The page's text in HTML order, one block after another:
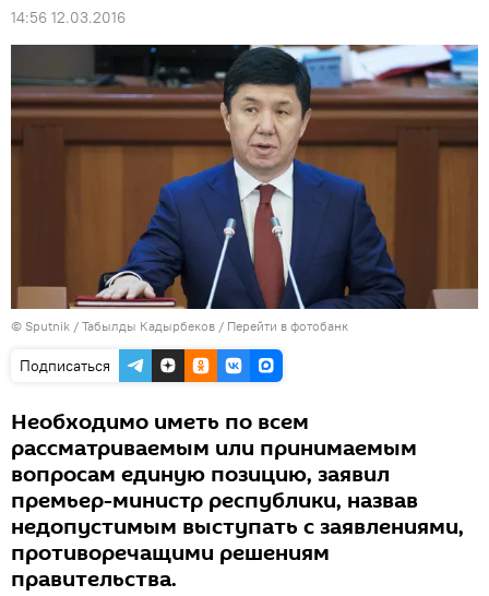
14:56 12.03.2016
© Sputnik / Табылды Кадырбеков / Перейти в фотобанк
Подписаться
Необходимо иметь по всем
рассматриваемым или принимаемым
вопросам единую позицию, заявил
премьер-министр республики, назвав
недопустимым выступать с заявлениями,
противоречащими решениям
правительства.